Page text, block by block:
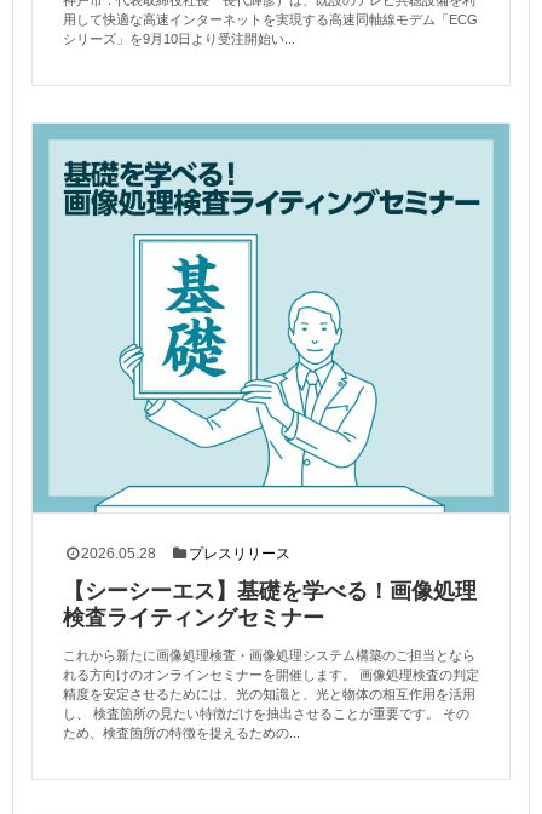
用して快適な高速インターネットを実現する高速同軸線モデム「ECG
シリーズ」を9月10日より受注開始い...
2026.05.28 プレスリリース
【シーシーエス】基礎を学べる！画像処理
検査ライティングセミナー
これから新たに画像処理検査・画像処理システム構築のご担当となら
れる方向けのオンラインセミナーを開催します。 画像処理検査の判定
精度を安定させるためには、光の知識と、光と物体の相互作用を活用
し、 検査箇所の見たい特徴だけを抽出させることが重要です。 その
ため、検査箇所の特徴を捉えるための...